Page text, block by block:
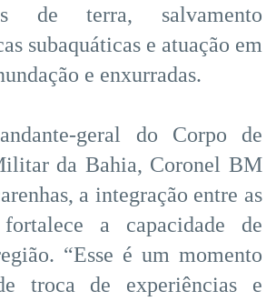
de terra, salvamento
subaquáticas e atuação em
e enxurradas.
geral do Corpo de
da Bahia, Coronel BM
a integração entre as
fortalece a capacidade de
“Esse é um momento
troca de experiências e